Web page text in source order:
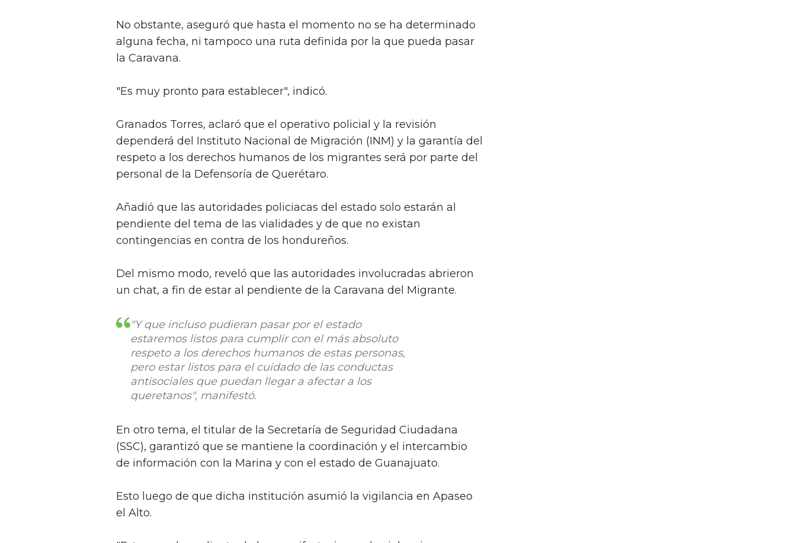
No obstante, aseguró que hasta el momento no se ha determinado
alguna fecha, ni tampoco una ruta definida por la que pueda pasar
la Caravana.
"Es muy pronto para establecer", indicó.
Granados Torres, aclaró que el operativo policial y la revisión
dependerá del Instituto Nacional de Migración (INM) y la garantía del
respeto a los derechos humanos de los migrantes será por parte del
personal de la Defensoría de Querétaro.
Añadió que las autoridades policiacas del estado solo estarán al
pendiente del tema de las vialidades y de que no existan
contingencias en contra de los hondureños.
Del mismo modo, reveló que las autoridades involucradas abrieron
un chat, a fin de estar al pendiente de la Caravana del Migrante.
"Y que incluso pudieran pasar por el estado
estaremos listos para cumplir con el más absoluto
respeto a los derechos humanos de estas personas,
pero estar listos para el cuidado de las conductas
antisociales que puedan llegar a afectar a los
queretanos", manifestó.
En otro tema, el titular de la Secretaría de Seguridad Ciudadana
(SSC), garantizó que se mantiene la coordinación y el intercambio
de información con la Marina y con el estado de Guanajuato.
Esto luego de que dicha institución asumió la vigilancia en Apaseo
el Alto.